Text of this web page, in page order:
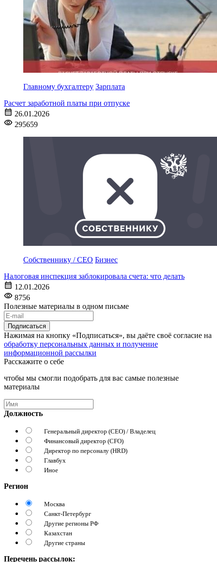
Главному бухгалтеру Зарплата
Расчет заработной платы при отпуске
26.01.2026
295659
Собственнику / CEO Бизнес
Налоговая инспекция заблокировала счета: что делать
12.01.2026
8756
Полезные материалы в одном письме
Подписаться
Нажимая на кнопку «Подписаться», вы даёте своё согласие на
обработку персональных данных и получение
информационной рассылки
Расскажите о себе
чтобы мы смогли подобрать для вас самые полезные
материалы
Должность
Генеральный директор (CEO) / Владелец
Финансовый директор (CFO)
Директор по персоналу (HRD)
Главбух
Иное
Регион
Москва
Санкт-Петербург
Другие регионы РФ
Казахстан
Другие страны
Перечень рассылок: